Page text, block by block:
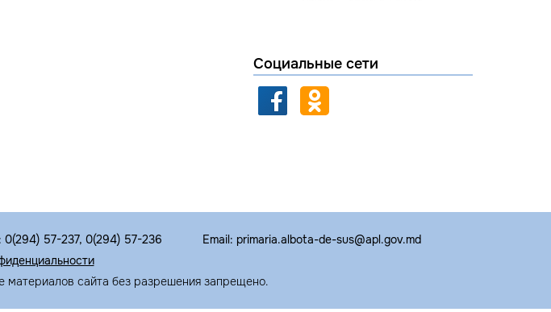
Социальные сети
0(294) 57-237, 0(294) 57-236
Email: primaria.albota-de-sus@apl.gov.md
сайта без разрешения запрещено.